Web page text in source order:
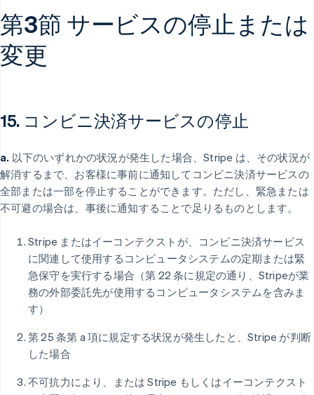
第3節 サービスの停止または
変更
15. コンビニ決済サービスの停止
a. 以下のいずれかの状況が発生した場合、Stripe は、その状況が
解消するまで、お客様に事前に通知してコンビニ決済サービスの
全部または一部を停止することができます。ただし、緊急または
不可避の場合は、事後に通知することで足りるものとします。
Stripe またはイーコンテクストが、コンビニ決済サービス
に関連して使用するコンピュータシステムの定期または緊
急保守を実行する場合（第 22 条に規定の通り、Stripeが業
務の外部委託先が使用するコンピュータシステムを含みま
す）
第 25 条第 a 項に規定する状況が発生したと、Stripe が判断
した場合
不可抗力により、または Stripe もしくはイーコンテクスト